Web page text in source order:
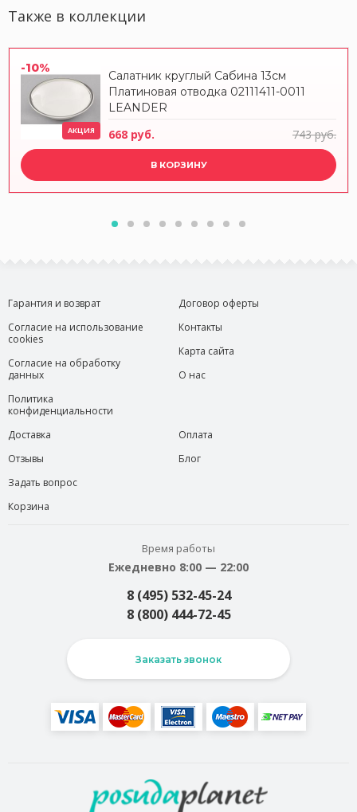
Также в коллекции
-10%
АКЦИЯ
Салатник круглый Сабина 13см
Платиновая отводка 02111411-0011
LEANDER
668 руб. 743 руб.
В КОРЗИНУ
Гарантия и возврат
Согласие на использование
cookies
Согласие на обработку
данных
Политика
конфиденциальности
Договор оферты
Контакты
Карта сайта
О нас
Доставка
Отзывы
Задать вопрос
Корзина
Оплата
Блог
Время работы
Ежедневно 8:00 — 22:00
8 (495) 532-45-24
8 (800) 444-72-45
Заказать звонок